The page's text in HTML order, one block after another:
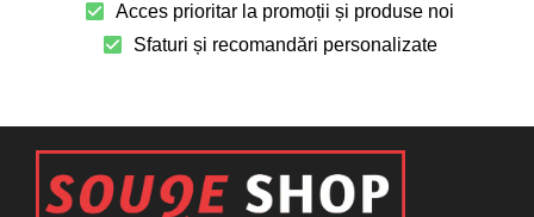
Acces prioritar la promoții și produse noi
Sfaturi și recomandări personalizate